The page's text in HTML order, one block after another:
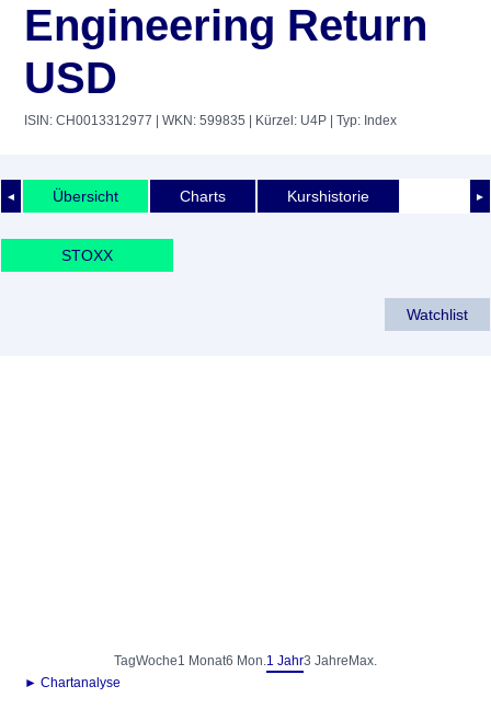
Engineering Return
USD
ISIN: CH0013312977 | WKN: 599835 | Kürzel: U4P | Typ: Index
◄ ►
Übersicht Charts Kurshistorie
STOXX
Watchlist
TagWoche1 Monat6 Mon.1 Jahr3 Jahre Max.
► Chartanalyse